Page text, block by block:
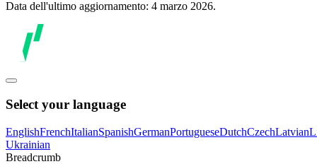
Data dell'ultimo aggiornamento: 4 marzo 2026.
Select your language
EnglishFrenchItalianSpanishGermanPortugueseDutchCzechLatvian
Ukrainian
Breadcrumb